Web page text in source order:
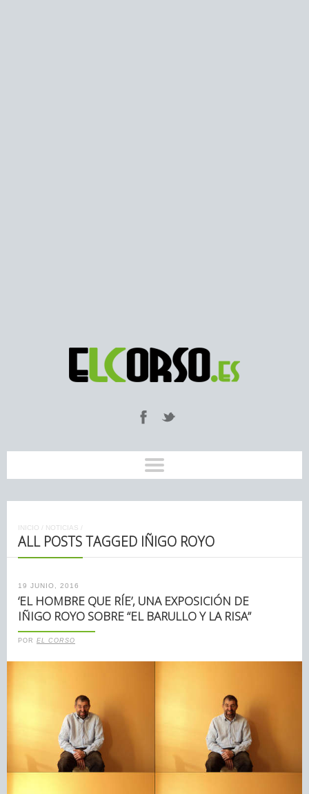
INICIO / NOTICIAS /
ALL POSTS TAGGED IÑIGO ROYO
19 JUNIO, 2016
‘EL HOMBRE QUE RÍE’, UNA EXPOSICIÓN DE
IÑIGO ROYO SOBRE “EL BARULLO Y LA RISA”
POR EL CORSO